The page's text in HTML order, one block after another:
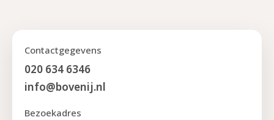
Contactgegevens
020 634 6346
info@bovenij.nl
Bezoekadres